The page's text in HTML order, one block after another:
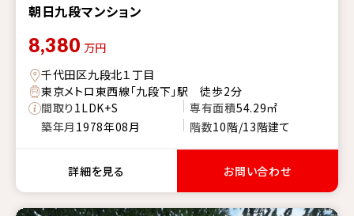
朝日九段マンション
8,380 万円
千代田区九段北１丁目
東京メトロ東西線「九段下」駅 徒歩2分
間取り1LDK+S 専有面積54.29㎡
築年月 1978年08月 階数10階/13階建て
詳細を見る お問い合わせ